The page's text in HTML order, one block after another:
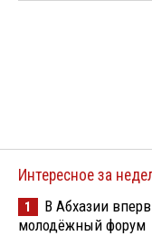
Интересное за
1
В Абхазии
молодёжный форум